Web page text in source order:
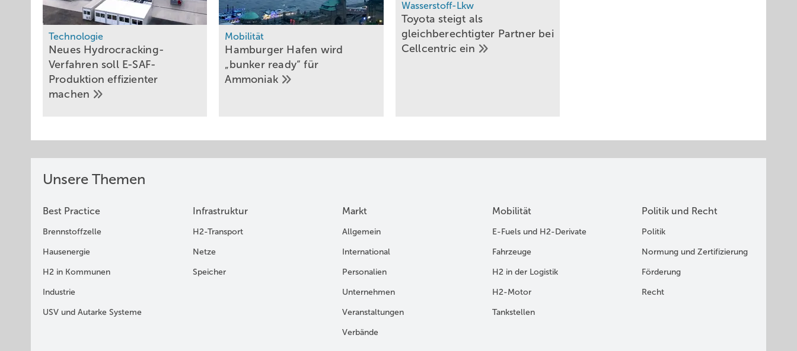
Technologie
Neues Hydrocracking-
Verfahren soll E-SAF-
Produktion effizienter
machen
Mobilität
Hamburger Hafen wird
„bunker ready“ für
Ammoniak
Wasserstoff-Lkw
Toyota steigt als
gleichberechtigter Partner bei
Cellcentricein
Unsere Themen
Best Practice
Brennstoffzelle
Hausenergie
H2 in Kommunen
Industrie
USV und Autarke Systeme
Infrastruktur
H2-Transport
Netze
Speicher
Markt
Allgemein
International
Personalien
Unternehmen
Veranstaltungen
Verbände
Mobilität
E-Fuels und H2-Derivate
Fahrzeuge
H2 in der Logistik
H2-Motor
Tankstellen
Politik und Recht
Politik
Normung und Zertifizierung
Förderung
Recht